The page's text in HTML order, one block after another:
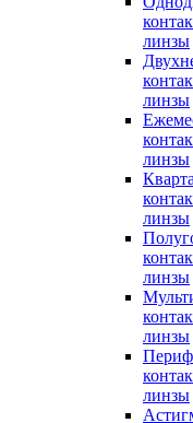
линзы
линзы
линзы
линзы
линзы
линзы
линзы